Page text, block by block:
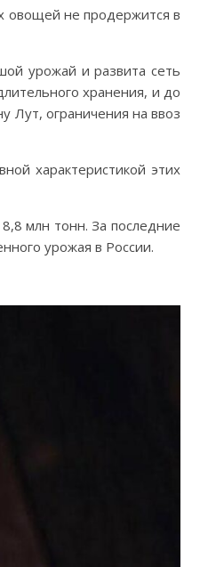
овощей не продержится в
урожай и развита сеть
хранения, и до
Лут, ограничения на ввоз
характеристикой этих
млн тонн. За последние
урожая в России.